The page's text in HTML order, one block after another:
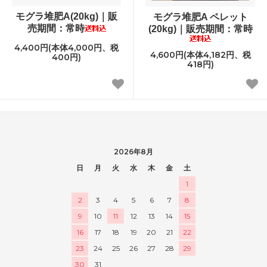
モグラ堆肥A(20kg)｜販
売期間：常時
4,400円(本体4,000円、税
400円)
モグラ堆肥A ペレット
(20kg)｜販売期間：常時
4,600円(本体4,182円、税
418円)
2026年8月
日
月 火 水 木 金
土
1
2
3 4 5 6 7
8
9
10 11 12 13 14
15
16
17 18 19 20 21
22
23
24 25 26 27 28
29
30
31